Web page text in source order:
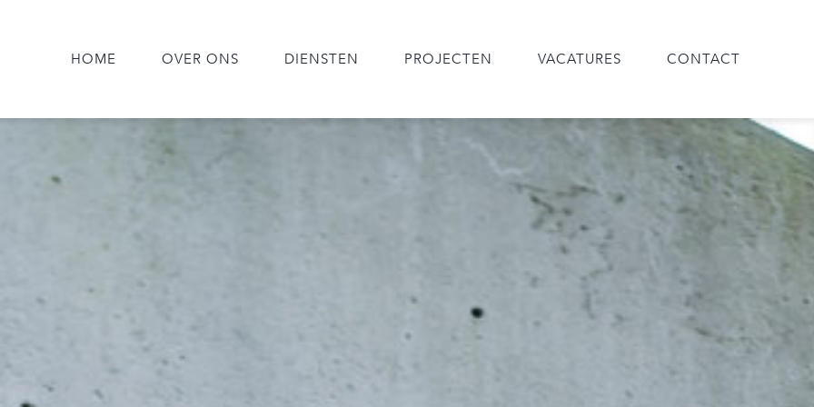
HOME OVER ONS DIENSTEN PROJECTEN VACATURES CONTACT